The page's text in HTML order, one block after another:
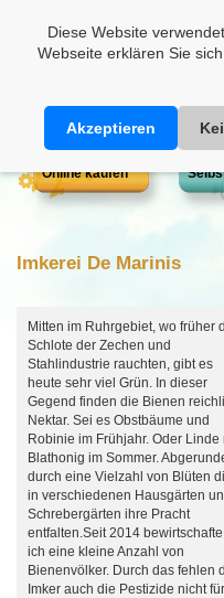
Diese Website
Webseite erklären Sie
Akzeptieren
Online kaufen
Imkerei De Marinis
Mitten im Ruhrgebiet, wo früher
Schlote der Zechen und
Stahlindustrie rauchten, gibt es
heute sehr viel Grün. In dieser
Gegend finden die Bienen
Nektar. Sei es Obstbäume und
Robinie im Frühjahr. Oder Linde
Blathonig im Sommer.
durch eine Vielzahl von Blüten
in verschiedenen Hausgärten
Schrebergärten ihre Pracht
entfalten.Seit 2014 bewirtschafte
ich eine kleine Anzahl von
Bienenvölker. Durch das fehlen
Imker auch die Pestizide nicht